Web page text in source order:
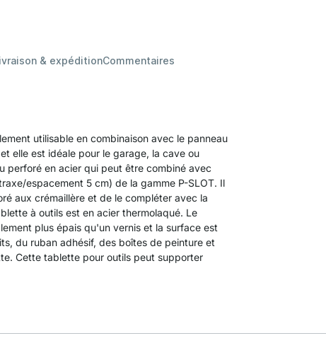
& expéditionCommentaires
utilisable en combinaison avec le panneau
elle est idéale pour le garage, la cave ou
perforé en acier qui peut être combiné avec
espacement 5 cm) de la gamme P-SLOT. Il
aux crémaillère et de le compléter avec la
à outils est en acier thermolaqué. Le
plus épais qu'un vernis et la surface est
du ruban adhésif, des boîtes de peinture et
Cette tablette pour outils peut supporter